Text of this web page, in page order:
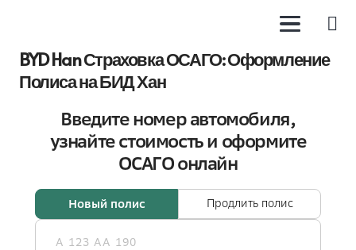
BYD Han Страховка ОСАГО: Оформление
Полиса на БИД Хан